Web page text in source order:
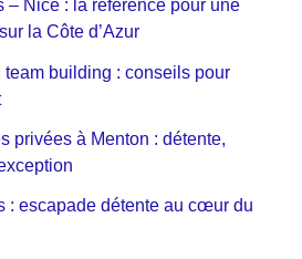
– Nice : la référence pour une
la Côte d’Azur
team building : conseils pour
privées à Menton : détente,
: escapade détente au cœur du